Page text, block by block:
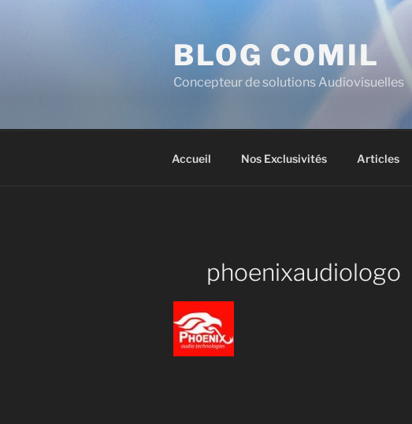
BLOG COMIL
Concepteur de solutions Audiovisuelles
Accueil Nos Exclusivités Articles
phoenixaudiologo